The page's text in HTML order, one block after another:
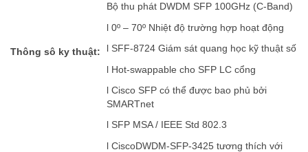
Thông sô ky thuật:
Bộ thu phát DWDM SFP 100GHz (C-Band)
l 0º – 70º Nhiệt độ trường hợp hoạt động
l SFF-8724 Giám sát quang học kỹ thuật số
l Hot-swappable cho SFP LC cổng
l Cisco SFP có thể được bao phủ bởi
SMARTnet
l SFP MSA / IEEE Std 802.3
l CiscoDWDM-SFP-3425 tương thích với